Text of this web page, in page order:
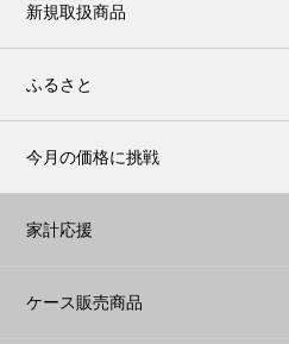
新規取扱商品
ふるさと
今月の価格に挑戦
家計応援
ケース販売商品